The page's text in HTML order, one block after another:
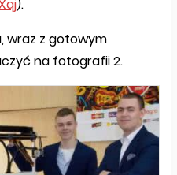
).
wraz z gotowym
na fotografii 2.